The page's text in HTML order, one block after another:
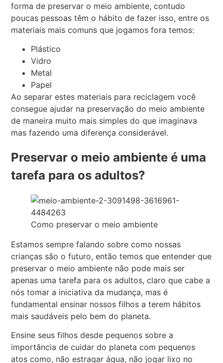
forma de preservar o meio ambiente, contudo
poucas pessoas têm o hábito de fazer isso, entre os
materiais mais comuns que jogamos fora temos:
Plástico
Vidro
Metal
Papel
Ao separar estes materiais para reciclagem você
consegue ajudar na preservação do meio ambiente
de maneira muito mais simples do que imaginava
mas fazendo uma diferença considerável.
Preservar o meio ambiente é uma
tarefa para os adultos?
Como preservar o meio ambiente
Estamos sempre falando sobre como nossas
crianças são o futuro, então temos que entender que
preservar o meio ambiente não pode mais ser
apenas uma tarefa para os adultos, claro que cabe a
nós tomar a iniciativa da mudança, mas é
fundamental ensinar nossos filhos a terem hábitos
mais saudáveis pelo bem do planeta.
Ensine seus filhos desde pequenos sobre a
importância de cuidar do planeta com pequenos
atos como, não estragar água, não jogar lixo no